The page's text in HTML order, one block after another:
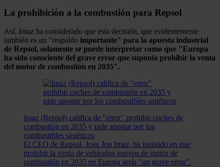
La prohibición a la combustión para Repsol
Así, Imaz ha considerado que esta decisión, que evidentemente
también es un "respaldo importante" para la apuesta industrial
de Repsol, solamente se puede interpretar como que "Europa
ha sido consciente del grave error que suponía prohibir la venta
del motor de combustión en 2035".
Imaz (Repsol) califica de "error" prohibir coches de
combustión en 2035 y pide apostar por los
combustibles sintéticos
El CEO de Repsol, Josu Jon Imaz, ha insistido en que
prohibir la venta de vehículos nuevos de motor de
combustión en 2035 en Europa sería "un grave error".